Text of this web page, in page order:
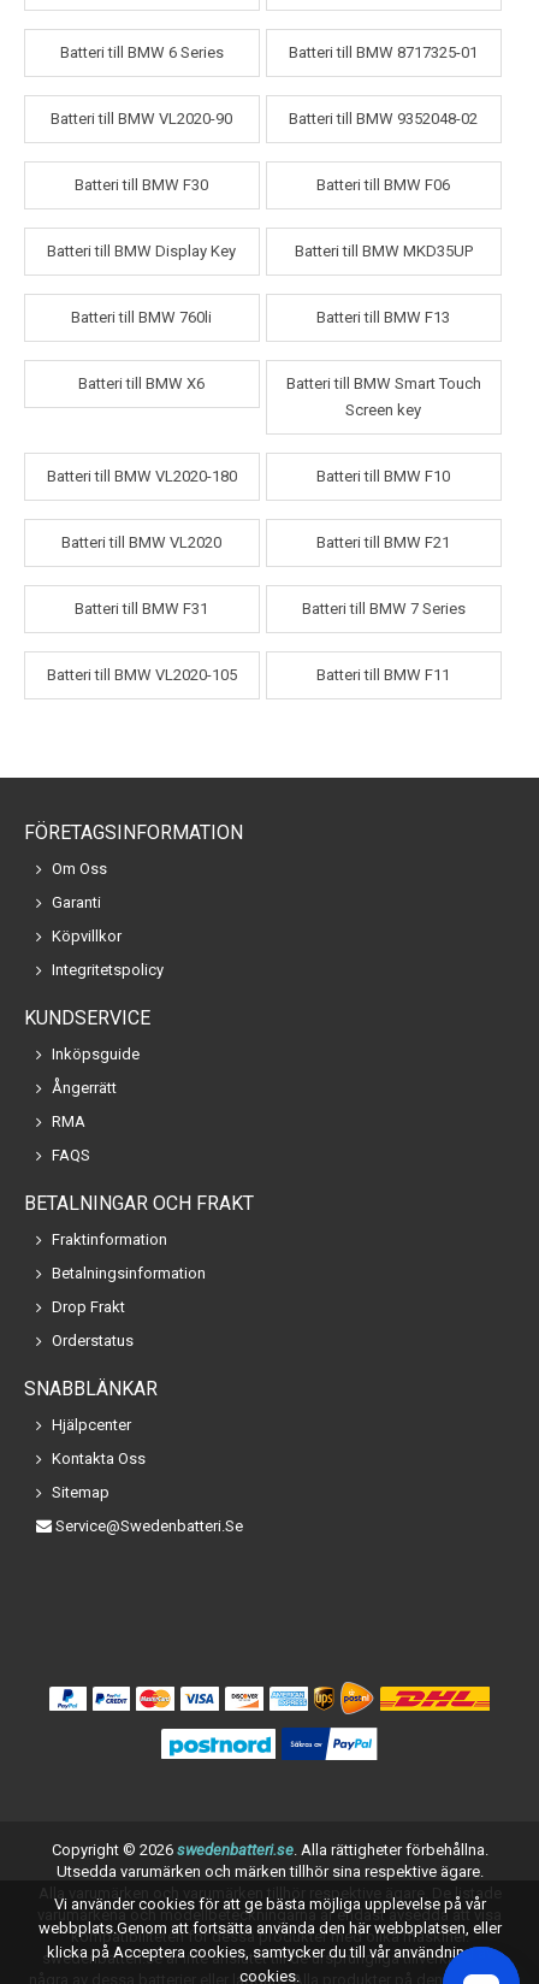
Batteri till BMW 6 Series Batteri till BMW 8717325-01
Batteri till BMW VL2020-90 Batteri till BMW 9352048-02
Batteri till BMW F30 Batteri till BMW F06
Batteri till BMW Display Key Batteri till BMW MKD35UP
Batteri till BMW 760li Batteri till BMW F13
Batteri till BMW X6
Batteri till BMW Smart Touch
Screen key
Batteri till BMW VL2020-180 Batteri till BMW F10
Batteri till BMW VL2020 Batteri till BMW F21
Batteri till BMW F31 Batteri till BMW 7 Series
Batteri till BMW VL2020-105 Batteri till BMW F11
FÖRETAGSINFORMATION
Om Oss
Garanti
Köpvillkor
Integritetspolicy
KUNDSERVICE
Inköpsguide
Ångerrätt
RMA
FAQS
BETALNINGAR OCH FRAKT
Fraktinformation
Betalningsinformation
Drop Frakt
Orderstatus
SNABBLÄNKAR
Hjälpcenter
Kontakta Oss
Sitemap
Service@swedenbatteri.se
Copyright © 2026 swedenbatteri.se. Alla rättigheter förbehållna.
Utsedda varumärken och märken tillhör sina respektive ägare.
Alla varumärken och varumärken tillhör respektive ägare. De listade
varumärkena och modellbeteckningarna är endast avsedda att visa
kompatibiliteten för dessa produkter med olika maskiner.
swedenbatteri.se är inte anslutet till de ursprungliga tillverkarna av
några av dessa batterier eller laddare. Alla produkter på denna sida är
Vi använder cookies för att ge bästa möjliga upplevelse på vår
webbplats.Genom att fortsätta använda den här webbplatsen, eller
klicka på Acceptera cookies, samtycker du till vår användning av
cookies.